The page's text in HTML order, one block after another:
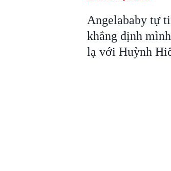
Angelababy tự
khẳng định
lạ với Huỳnh